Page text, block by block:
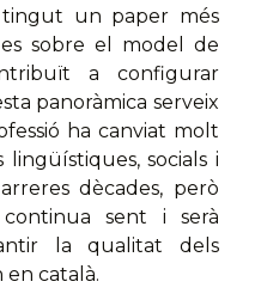
un paper més
sobre el model de
a configurar
panoràmica serveix
ha canviat molt
socials i
dècades, però
sent i serà
la qualitat dels
català.